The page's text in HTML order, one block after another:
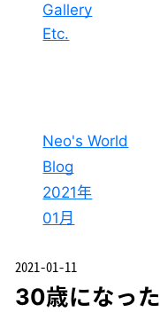
Gallery
Etc.
Neo's World
Blog
2021年
01月
2021-01-11
30歳になった